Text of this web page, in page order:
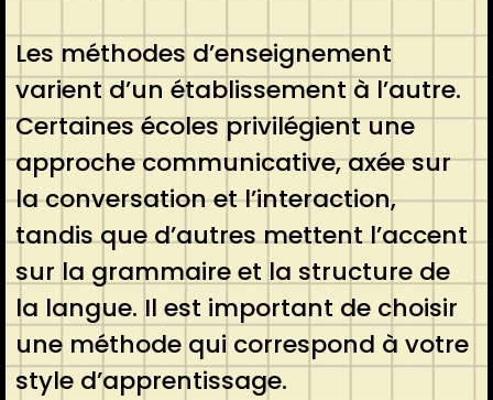
Les méthodes d’enseignement
varient d’un établissement à l’autre.
Certaines écoles privilégient une
approche communicative, axée sur
la conversation et l’interaction,
tandis que d’autres mettent l’accent
sur la grammaire et la structure de
la langue. Il est important de choisir
une méthode qui correspond à votre
style d’apprentissage.